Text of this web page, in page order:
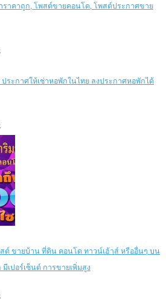
ราคาถูก, โพสต์ขายคอนโด, โพสต์ประกาศขาย
ประกาศให้เช่าหอพักในไทย ลงประกาศหอพักได้
ต์ ขายบ้าน ที่ดิน คอนโด ทาวน์เฮ้าส์ หรืออื่นๆ บน
มีเปอร์เซ็นต์ การขายเพิ่มสูง